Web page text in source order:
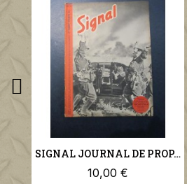
SIGNAL JOURNAL DE PROPAGANDE ALLEMANDE 2ème NUMERO DE NOVEMBRE 1941 N°22
10,00 €